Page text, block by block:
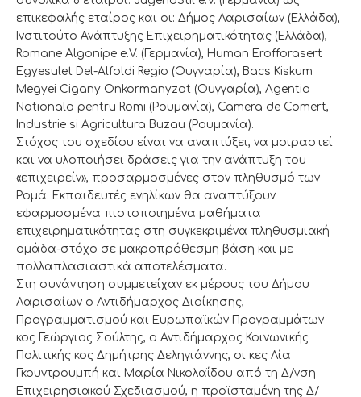
επικεφαλής εταίρος και οι: Δήμος Λαρισαίων (Ελλάδα),
Ινστιτούτο Ανάπτυξης Επιχειρηματικότητας (Ελλάδα),
Romane Algonipe e.V. (Γερμανία), Human Erofforasert
Egyesulet Del-Alfoldi Regio (Ουγγαρία), Bacs Kiskum
Megyei Cigany Onkormanyzat (Ουγγαρία), Agentia
Nationala pentru Romi (Ρουμανία), Camera de Comert,
Industrie si Agricultura Buzau (Ρουμανία).
Στόχος του σχεδίου είναι να αναπτύξει, να μοιραστεί
και να υλοποιήσει δράσεις για την ανάπτυξη του
«επιχειρείν», προσαρμοσμένες στον πληθυσμό των
Ρομά. Εκπαιδευτές ενηλίκων θα αναπτύξουν
εφαρμοσμένα πιστοποιημένα μαθήματα
επιχειρηματικότητας στη συγκεκριμένα πληθυσμιακή
ομάδα-στόχο σε μακροπρόθεσμη βάση και με
πολλαπλασιαστικά αποτελέσματα.
Στη συνάντηση συμμετείχαν εκ μέρους του Δήμου
Λαρισαίων ο Αντιδήμαρχος Διοίκησης,
Προγραμματισμού και Ευρωπαϊκών Προγραμμάτων
κος Γεώργιος Σούλτης, ο Αντιδήμαρχος Κοινωνικής
Πολιτικής κος Δημήτρης Δεληγιάννης, οι κες Λία
Γκουντρουμπή και Μαρία Νικολαΐδου από τη Δ/νση
Επιχειρησιακού Σχεδιασμού, η προϊσταμένη της Δ/